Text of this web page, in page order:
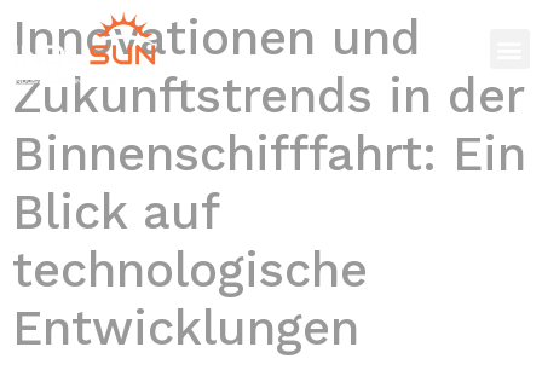
Innovationen und
Zukunftstrends in der
Binnenschifffahrt: Ein
Blick auf
technologische
Entwicklungen